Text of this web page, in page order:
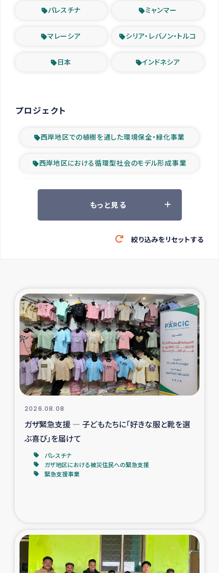
パレスチナ ミャンマー
マレーシア シリア・レバノン・トルコ
日本 インドネシア
プロジェクト
西岸地区での植樹を通した環境保全・緑化事業
西岸地区における循環型社会のモデル形成事業
ツアー参加者の声
緊急救援の時代
東ティモール豪雨緊急支援
大雨による洪水被災者支援
カカオ生産者支援事業
シリア国内避難民・帰還民の生活再建支援
トルコにおけるシリア難民支援事業
インドネシア中部 スラウェシの地震・津波被災者支援
スリランカ ジャフナ県干物事業
スリランカの南北女性をつなぐサリー・リサイクル・プロ
ジェクト
もっと見る
絞り込みをリセットする
2026.08.08
ガザ緊急支援 ― 子どもたちに「好きな服と靴を選
ぶ喜び」を届けて
パレスチナ
ガザ地区における被災住民への緊急支援
緊急支援事業